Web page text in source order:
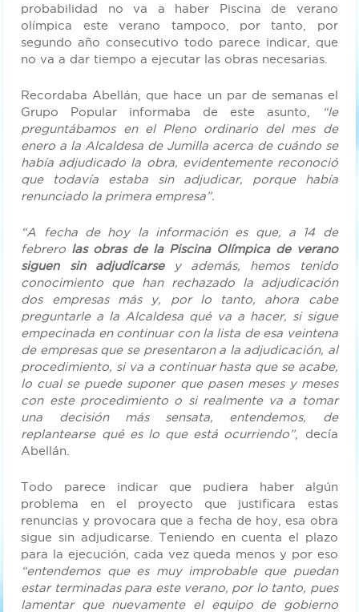
probabilidad no va a haber Piscina de verano
olímpica este verano tampoco, por tanto, por
segundo año consecutivo todo parece indicar, que
no va a dar tiempo a ejecutar las obras necesarias.
Recordaba Abellán, que hace un par de semanas el
Grupo Popular informaba de este asunto,
“le
preguntábamos en el Pleno ordinario del mes de
enero a la Alcaldesa de Jumilla acerca de cuándo se
había adjudicado la obra, evidentemente reconoció
que todavía estaba sin adjudicar, porque había
renunciado la primera empresa”.
“A fecha de hoy la información es que, a 14 de
febrero las obras de la Piscina Olímpica de verano
siguen sin adjudicarsey además, hemos tenido
conocimiento que han rechazado la adjudicación
dos empresas más y, por lo tanto, ahora cabe
preguntarle a la Alcaldesa qué va a hacer, si sigue
empecinada en continuar con la lista de esa veintena
de empresas que se presentaron a la adjudicación, al
procedimiento, si va a continuar hasta que se acabe,
lo cual se puede suponer que pasen meses y meses
con este procedimiento o si realmente va a tomar
una decisión más sensata, entendemos, de
replantearse qué es lo que está ocurriendo”, decía
Abellán.
Todo parece indicar que pudiera haber algún
problema en el proyecto que justificara estas
renuncias y provocara que a fecha de hoy, esa obra
sigue sin adjudicarse. Teniendo en cuenta el plazo
para la ejecución, cada vez queda menos y por eso
“entendemos que es muy improbable que puedan
estar terminadas para este verano, por lo tanto, pues
lamentar que nuevamente el equipo de gobierno